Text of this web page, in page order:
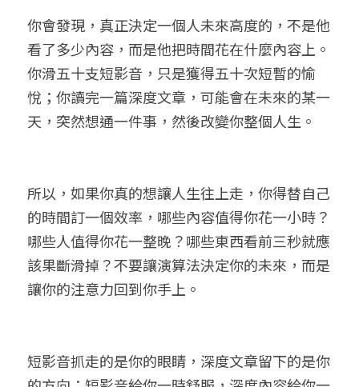
你會發現，真正決定一個人未來高度的，不是他
看了多少內容，而是他把時間花在什麼內容上。
你滑五十支短影音，只是獲得五十次短暫的愉
悅；你讀完一篇深度文章，可能會在未來的某一
天，突然想通一件事，然後改變你整個人生。
所以，如果你真的想讓人生往上走，你得替自己
的時間訂一個效率，哪些內容值得你花一小時？
哪些人值得你花一整晚？哪些東西看前三秒就應
該果斷滑掉？不要讓演算法決定你的未來，而是
讓你的注意力回到你手上。
短影音抓走的是你的眼睛，深度文章留下的是你